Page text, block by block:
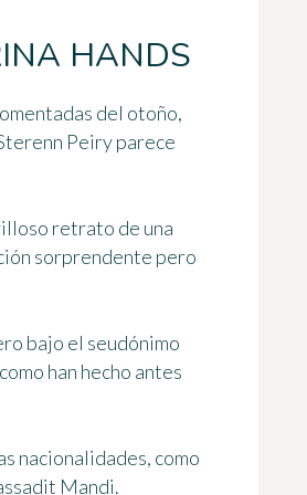
HANDS
del otoño,
Peiry parece
retrato de una
sorprendente pero
bajo el seudónimo
han hecho antes
nacionalidades, como
Mandi.